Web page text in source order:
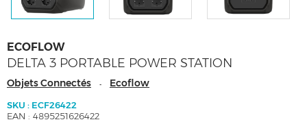
ECOFLOW
DELTA 3 PORTABLE POWER STATION
Objets Connectés - Ecoflow
SKU : ECF26422
EAN : 4895251626422